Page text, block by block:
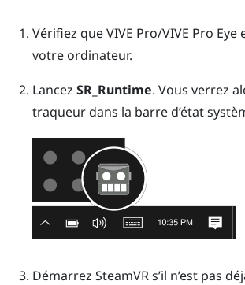
Vérifiez queVIVE Pro/VIVE Pro Eye
votre ordinateur.
Lancez SR_Runtime. Vous verrez
traqueur dans la barre d’état
Démarrez SteamVRs’il n’est pas